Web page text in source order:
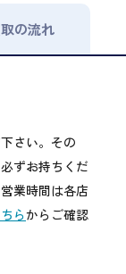
の流れ
さい。その
ずお持ちくだ
業時間は各店
らからご確認